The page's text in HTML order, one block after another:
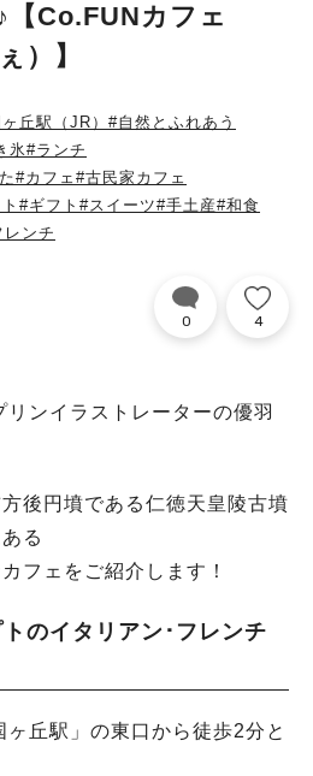
Co.FUNカフェ
）】
丘駅（JR） #自然とふれあう
氷#ランチ
#カフェ #古民家カフェ
#ギフト #スイーツ#手土産#和食
レンチ
0 4
ンイラストレーターの優羽
後円墳である仁徳天皇陵古墳
る
フェをご紹介します！
のイタリアン･フレンチ
丘駅」の東口から徒歩2分と